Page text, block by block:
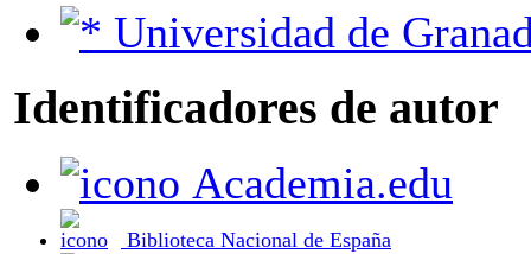
Universidad de
Identificadores de autor
Academia.edu
Biblioteca Nacional de España